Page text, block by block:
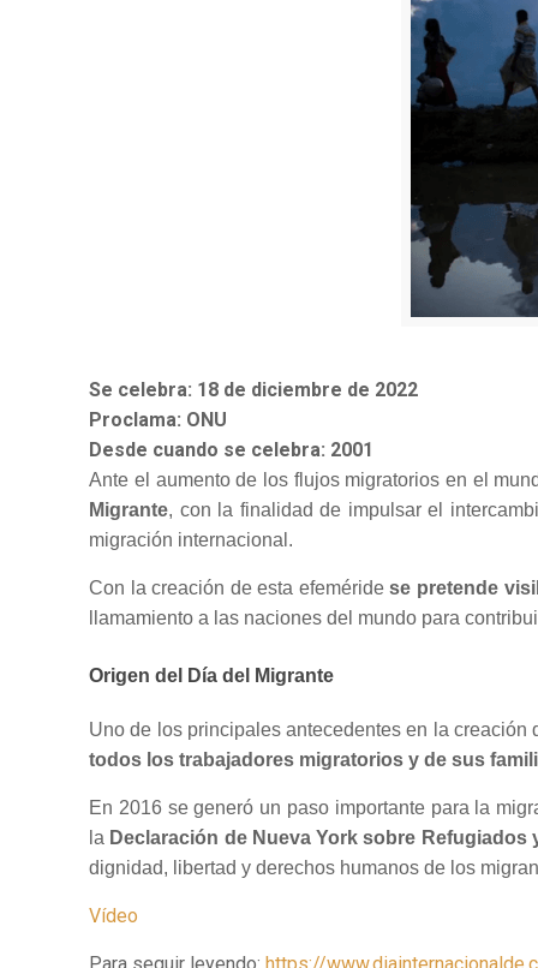
Se celebra: 18 de diciembre de 2022
Proclama: ONU
Desde cuando se celebra: 2001
Ante el aumento de los flujos migratorios en el
Migrante, con la finalidad de impulsar el
migración internacional.
Con la creación de esta efeméridese pretende
llamamiento a las naciones del mundo para
Origen del Día del Migrante
Uno de los principales antecedentes en la
todos los trabajadores migratorios y de sus
En 2016 se generó un paso importante para la
la Declaración de Nueva York sobre Refugiados
dignidad, libertad y derechos humanos de los
Vídeo